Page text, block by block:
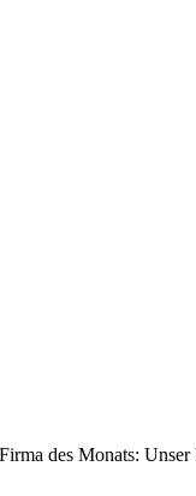
Firma des Monats: